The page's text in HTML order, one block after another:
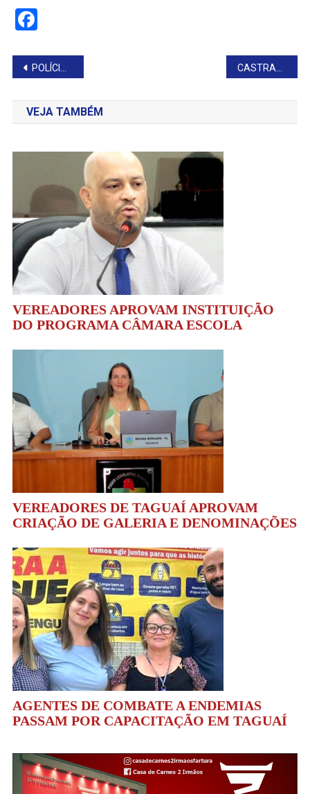
Facebook
Navegação
de
Post
POLÍCIA DE TAGUAÍ APREENDE MEDICAMENTO EMAGRECEDOR
VEJA TAMBÉM
VEREADORES APROVAM INSTITUIÇÃO
DO PROGRAMA CÂMARA ESCOLA
VEREADORES DE TAGUAÍ APROVAM
CRIAÇÃO DE GALERIA E DENOMINAÇÕES
AGENTES DE COMBATE A ENDEMIAS
PASSAM POR CAPACITAÇÃO EM TAGUAÍ